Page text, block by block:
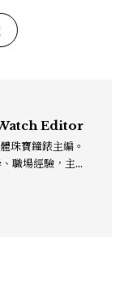
Editor
珠寶鐘錶主編。
職場經驗，主修
錶展等國際活動
，及視覺拍攝執